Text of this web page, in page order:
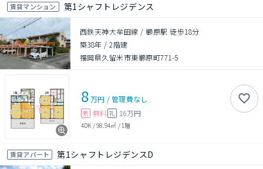
賃貸マンション 第1シャフトレジデンス
西鉄天神大牟田線 / 櫛原駅 徒歩18分
築38年 /2階建
福岡県久留米市東櫛原町771-5
8万円 /管理費なし
敷 無料 礼 16万円
4DK /98.94㎡ / 1階
賃貸アパート 第1シャフトレジデンスD